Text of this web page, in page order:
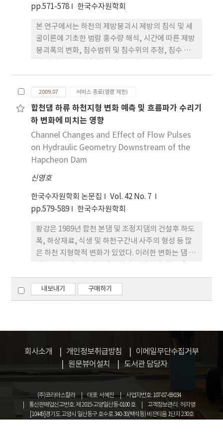
pp.571-578
한국수자원학회
본 연구에서는 하천의 제방붕괴시 제방의 침식 및 세
굴이론에 기초한 범람 홍수량 해석, 시간에 따른 제방
붕괴폭의 변화, 침수범위 및 침수위의 추정, 침수 예
고려한 제방붕괴 모형을 개발코자 하였다. 하도구간
에서는 홍수시 4점 음해 유한차분기법을 이용하여 하
천 홍수위를 예측하며, 제방 붕괴해석을 위해서 제방
침식을 고려한 토사이동방정식을 도입하여 물리적 이
론에 기초한 제방붕괴 모형을 개발하였다. 제방붕괴
모형과
2009.07 서비스 종료(열람 제한)
합천댐 하류 하천지형 변화 예측 및 흐름파가 수리기
하 변화에 미치는 영향
Channel Changes and Effect of Flow Pulses
on Hydraulic Geometry Downstream of the
Hapcheon Dam
신영호
한국수자원학회 논문집
Vol. 42 No. 7
pp.579-589
한국수자원학회
황강은 1989년 합천 본댐 및 조정지댐의 건설후 하도
폭, 하상재료, 식생 및 하천구간내 사주의 형성 등 많
은 하천 지형학적 변화가 있었다. 이러한 변화는 댐 건
약 591천 /년의 유사를 차단한 것으로 파악되었다. 조
정지댐 준공후 연최대피크 방류량은 654.7 /s에서
126.3 /s로 감소되었다 (댐건설전의 19.3%). 합천조
내보내기 구매하기
회사소개 개인정보취급방침
이메일무단수집거부
원문뷰어설치
도서관 담당자
(주)코리아스칼라 대표: 서혜진
사업자번호: 107-87-69034
통신판매업신고번호: 제 2015-고양일산동-0100 호
고객정보관리 : 허지영
[10449]경기도 고양시 일산동구 호수로 340-38(백석동) 비잔티움 1단지 230호